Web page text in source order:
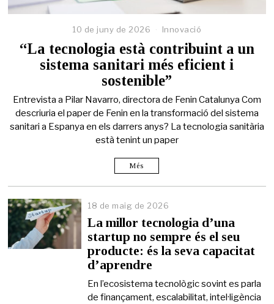
10 de juny de 2026 Innovació
“La tecnologia està contribuint a un
sistema sanitari més eficient i
sostenible”
Entrevista a Pilar Navarro, directora de Fenin Catalunya Com
descriuria el paper de Fenin en la transformació del sistema
sanitari a Espanya en els darrers anys? La tecnologia sanitària
està tenint un paper
Més
18 de maig de 2026
8
d
e
m
g
d
La millor tecnologia d’una
startup no sempre és el seu
producte: és la seva capacitat
d’aprendre
En l’ecosistema tecnològic sovint es parla
de finançament, escalabilitat, intel·ligència